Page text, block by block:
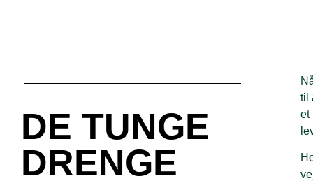
DE TUNGE
DRENGE
til
et